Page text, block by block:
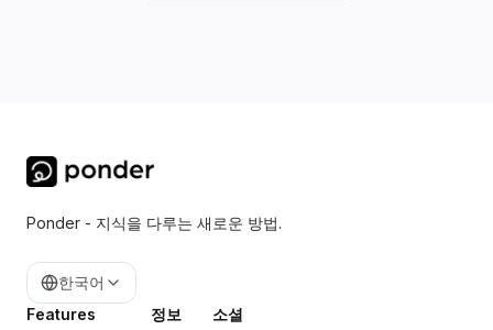
Ponder - 지식을 다루는 새로운 방법.
한국어
Features
정보 소셜